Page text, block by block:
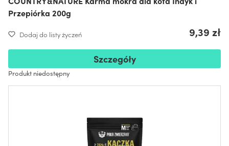
Przepiórka 200g
Dodaj do listy życzeń 9,39 zł
Szczegóły
Produkt niedostępny